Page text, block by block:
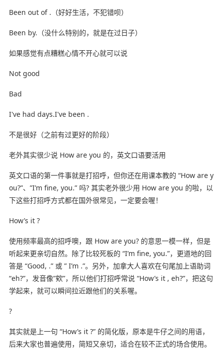
Been out of .（好好生活，不犯错呗）
Been by.（没什么特别的，就是在过日子）
如果感觉有点糟糕心情不开心就可以说
Not good
Bad
I've had days.I've been .
不是很好（之前有过更好的阶段）
老外其实很少说 How are you 的，英文口语要活用
英文口语的第一件事就是打招呼，但你还在用课本教的 “How are y
ou?”、”I’m fine, you.” 吗? 其实老外很少用 How are you 的啦，以
下这些打招呼方式都在国外很常见，一定要会喔！
How’s it ?
使用频率最高的招呼噢，跟 How are you? 的意思一模一样，但是
听起来更亲切自然。除了比较死板的 “I’m fine, you.”，更道地的回
答是 “Good, .” 或 ” I’m .”。另外，加拿大人喜欢在句尾加上语助词
“eh?”，发音像”欸”，所以他们打招呼常说 “How’s it , eh?”，把这句
学起来，就可以瞬间拉近跟他们的关系喔。
?
其实就是上一句 “How’s it ?” 的简化版，原本是牛仔之间的用语，
后来大家也普遍使用，简短又亲切，适合在较不正式的场合使用。